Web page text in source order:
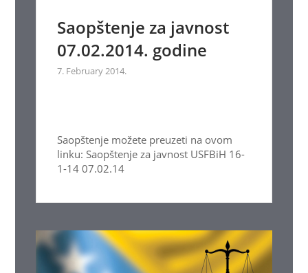
Saopštenje za javnost
07.02.2014. godine
7. February 2014.
Saopštenje možete preuzeti na ovom
linku: Saopštenje za javnost USFBiH 16-
1-14 07.02.14